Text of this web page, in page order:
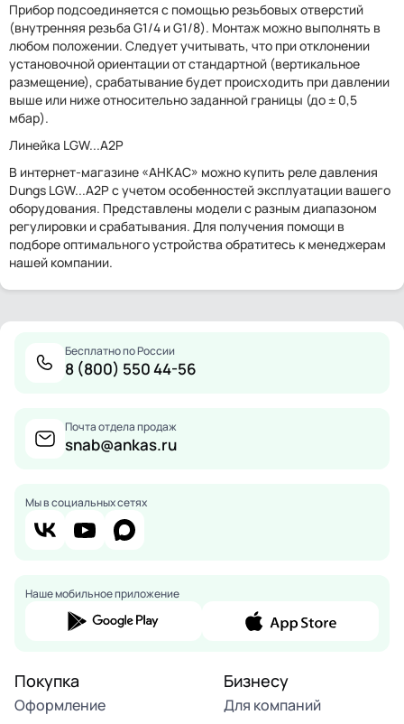
Прибор подсоединяется с помощью резьбовых отверстий
(внутренняя резьба G1/4 и G1/8). Монтаж можно выполнять в
любом положении. Следует учитывать, что при отклонении
установочной ориентации от стандартной (вертикальное
размещение), срабатывание будет происходить при давлении
выше или ниже относительно заданной границы (до ± 0,5
мбар).
Линейка LGW...A2P
В интернет-магазине «АНКАС» можно купить реле давления
Dungs LGW...A2P с учетом особенностей эксплуатации вашего
оборудования. Представлены модели с разным диапазоном
регулировки и срабатывания. Для получения помощи в
подборе оптимального устройства обратитесь к менеджерам
нашей компании.
Бесплатно по России
8 (800) 550 44-56
Почта отдела продаж
snab@ankas.ru
Мы в социальных сетях
Наше мобильное приложение
Покупка
Оформление
Бизнесу
Для компаний